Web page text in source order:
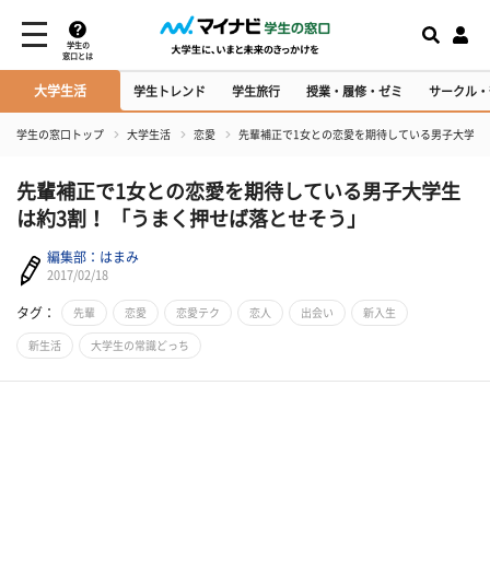
学生の
窓口とは
大学生活 学生トレンド 学生旅行 授業・履修・ゼミ サークル
学生の窓口トップ 大学生活 恋愛 先輩補正で1女との恋愛を期待している男子大学
先輩補正で1女との恋愛を期待している男子大学生
は約3割！ 「うまく押せば落とせそう」
編集部：はまみ
2017/02/18
タグ： 先輩 恋愛 恋愛テク 恋人 出会い 新入生
新生活 大学生の常識どっち